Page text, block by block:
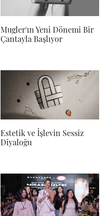
Mugler'ın Yeni Dönemi Bir
Çantayla Başlıyor
Estetik ve İşlevin Sessiz
Diyaloğu